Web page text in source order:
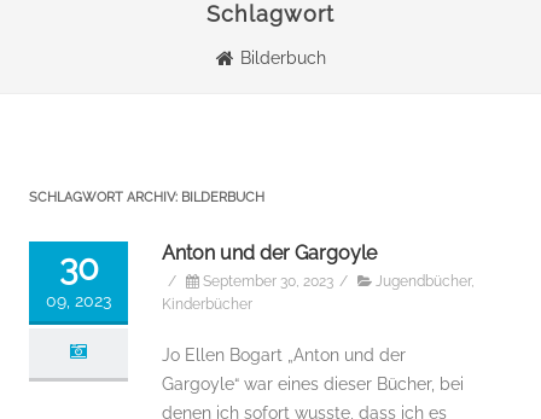
Schlagwort
Bilderbuch
SCHLAGWORT ARCHIV: BILDERBUCH
30
09, 2023
Anton und der Gargoyle
/ September 30, 2023 / Jugendbücher,
Kinderbücher
Jo Ellen Bogart „Anton und der
Gargoyle“ war eines dieser Bücher, bei
denen ich sofort wusste, dass ich es